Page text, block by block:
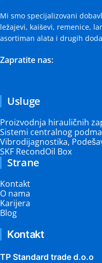
Mi smo specijalizovani
ležajevi, kaiševi, remenice,
asortiman alata i drugih
Zapratite nas:
Usluge
Proizvodnja hirauličnih
Sistemi centralnog
Vibrodijagnostika,
SKF RecondOil Box
Strane
Kontakt
O nama
Karijera
Blog
Kontakt
TP Standard trade d.o.o